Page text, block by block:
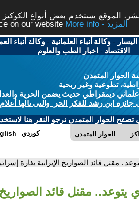
الموقع يستخدم بعض أنواع
on our website
More info - المزيد
-وكالة أنباء العلمانية -وكالة أنباء
الاقتصاد - اخبار الطب والعلوم
الحوار المتمدن
تطوعية وغير ربحية
ديمقراطي حديث يضمن الحرية
ابن رشد للفكر الحر والتى نالها
الحوار المتمدن نرجو النقر هنا
الحوار المتمدن كوردي
مقتل قائد الصواريخ الإيرانية بغارة
مقتل قائد الصواريخ